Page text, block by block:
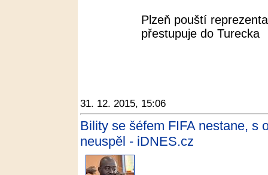
Plzeň pouští
přestupuje do Turecka
31. 12. 2015, 15:06
Bility se šéfem FIFA nestane, s
neuspěl - iDNES.cz